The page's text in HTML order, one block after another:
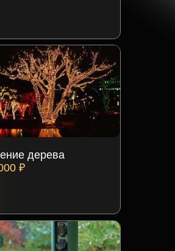
дерева
₽